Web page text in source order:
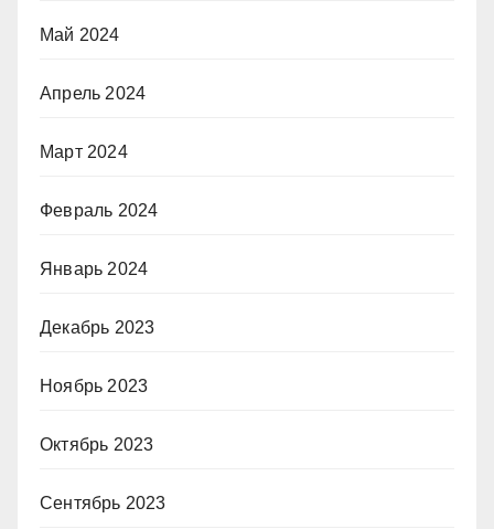
Май 2024
Апрель 2024
Март 2024
Февраль 2024
Январь 2024
Декабрь 2023
Ноябрь 2023
Октябрь 2023
Сентябрь 2023